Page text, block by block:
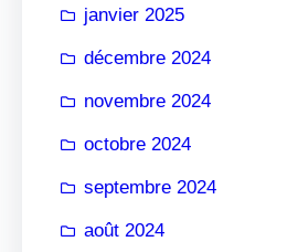
janvier 2025
décembre 2024
novembre 2024
octobre 2024
septembre 2024
août 2024